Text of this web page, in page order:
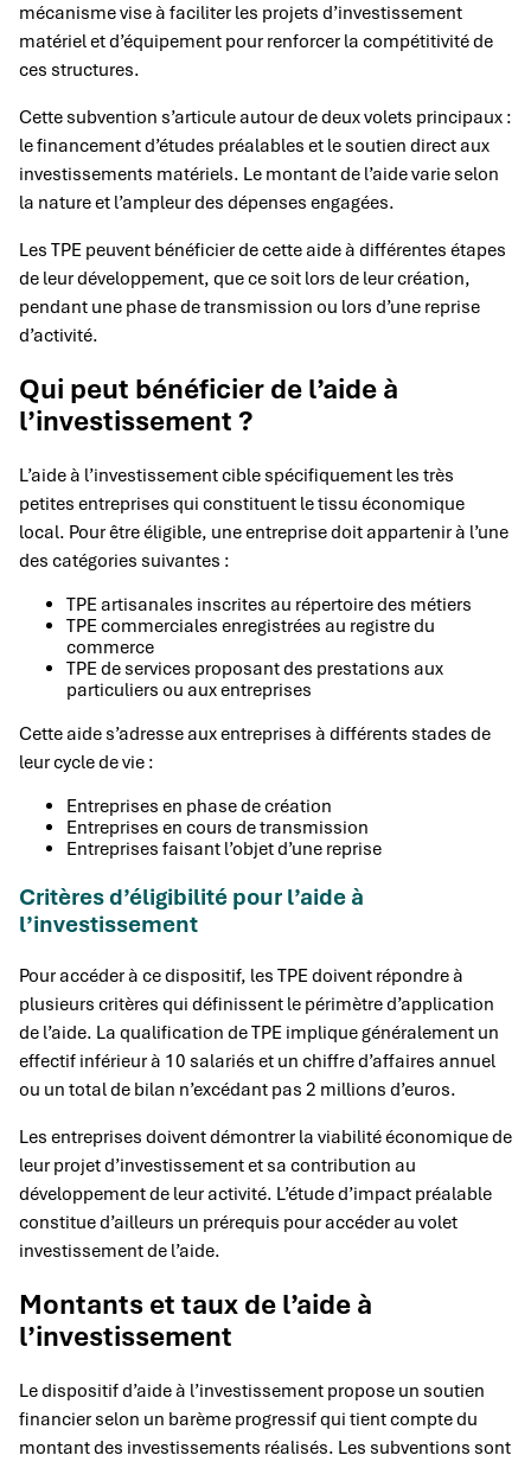
mécanisme vise à faciliter les projets d’investissement
matériel et d’équipement pour renforcer la compétitivité de
ces structures.
Cette subvention s’articule autour de deux volets principaux :
le financement d’études préalables et le soutien direct aux
investissements matériels. Le montant de l’aide varie selon
la nature et l’ampleur des dépenses engagées.
Les TPE peuvent bénéficier de cette aide à différentes étapes
de leur développement, que ce soit lors de leur création,
pendant une phase de transmission ou lors d’une reprise
d’activité.
Qui peut bénéficier de l’aide à
l’investissement ?
L’aide à l’investissement cible spécifiquement les très
petites entreprises qui constituent le tissu économique
local. Pour être éligible, une entreprise doit appartenir à l’une
des catégories suivantes :
TPE artisanales inscrites au répertoire des métiers
TPE commerciales enregistrées au registre du
commerce
TPE de services proposant des prestations aux
particuliers ou aux entreprises
Cette aide s’adresse aux entreprises à différents stades de
leur cycle de vie :
Entreprises en phase de création
Entreprises en cours de transmission
Entreprises faisant l’objet d’une reprise
Critères d’éligibilité pour l’aide à
l’investissement
Pour accéder à ce dispositif, les TPE doivent répondre à
plusieurs critères qui définissent le périmètre d’application
de l’aide. La qualification de TPE implique généralement un
effectif inférieur à 10 salariés et un chiffre d’affaires annuel
ou un total de bilan n’excédant pas 2 millions d’euros.
Les entreprises doivent démontrer la viabilité économique de
leur projet d’investissement et sa contribution au
développement de leur activité. L’étude d’impact préalable
constitue d’ailleurs un prérequis pour accéder au volet
investissement de l’aide.
Montants et taux de l’aide à
l’investissement
Le dispositif d’aide à l’investissement propose un soutien
financier selon un barème progressif qui tient compte du
montant des investissements réalisés. Les subventions sont